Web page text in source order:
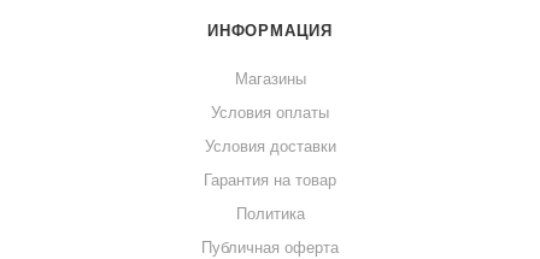
ИНФОРМАЦИЯ
Магазины
Условия оплаты
Условия доставки
Гарантия на товар
Политика
Публичная оферта